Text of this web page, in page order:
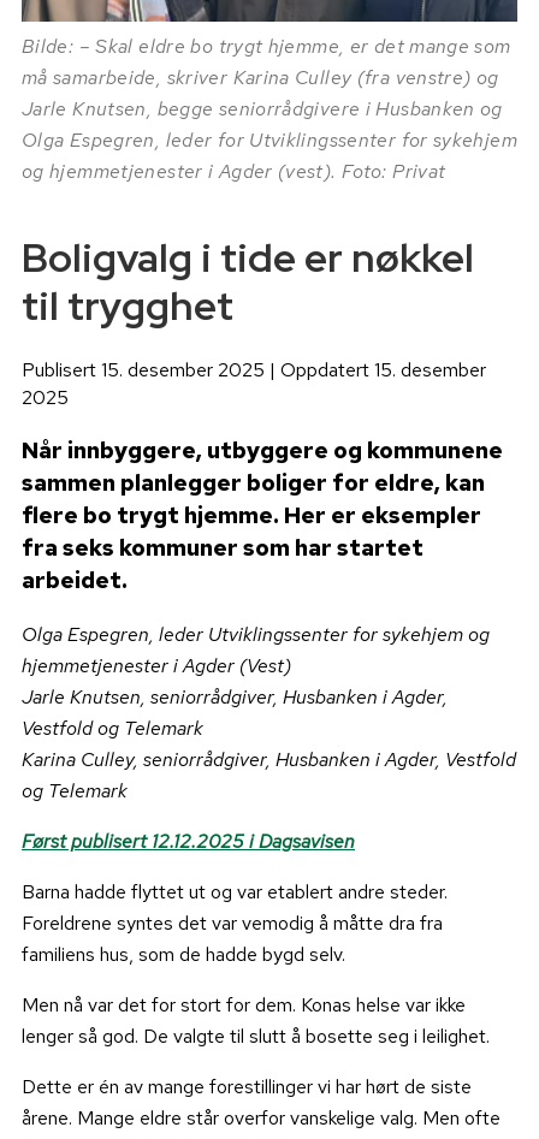
Bilde: – Skal eldre bo trygt hjemme, er det mange som
må samarbeide, skriver Karina Culley (fra venstre) og
Jarle Knutsen, begge seniorrådgivere i Husbanken og
Olga Espegren, leder for Utviklingssenter for sykehjem
og hjemmetjenester i Agder (vest). Foto: Privat
Boligvalg i tide er nøkkel
til trygghet
Publisert 15. desember 2025 | Oppdatert 15. desember
2025
Når innbyggere, utbyggere og kommunene
sammen planlegger boliger for eldre, kan
flere bo trygt hjemme. Her er eksempler
fra seks kommuner som har startet
arbeidet.
Olga Espegren, leder Utviklingssenter for sykehjem og
hjemmetjenester i Agder (Vest)
Jarle Knutsen, seniorrådgiver, Husbanken i Agder,
Vestfold og Telemark
Karina Culley, seniorrådgiver, Husbanken i Agder, Vestfold
og Telemark
Først publisert 12.12.2025 i Dagsavisen
Barna hadde flyttet ut og var etablert andre steder.
Foreldrene syntes det var vemodig å måtte dra fra
familiens hus, som de hadde bygd selv.
Men nå var det for stort for dem. Konas helse var ikke
lenger så god. De valgte til slutt å bosette seg i leilighet.
Dette er én av mange forestillinger vi har hørt de siste
årene. Mange eldre står overfor vanskelige valg. Men ofte